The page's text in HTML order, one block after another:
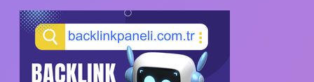
SIDEBAR